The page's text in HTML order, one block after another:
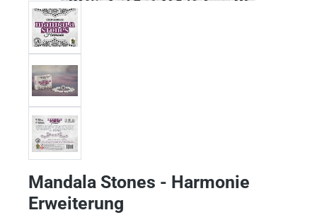
Mandala Stones - Harmonie
Erweiterung